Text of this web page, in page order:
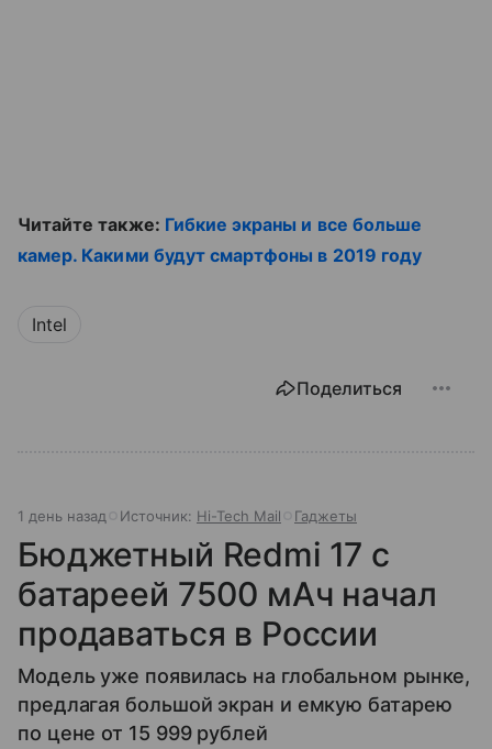
Читайте также: Гибкие экраны и все больше
камер. Какими будут смартфоны в 2019 году
Intel
Поделиться
1 день назад Источник: Hi-Tech Mail Гаджеты
Бюджетный Redmi 17 с
батареей 7500 мАч начал
продаваться в России
Модель уже появилась на глобальном рынке,
предлагая большой экран и емкую батарею
по цене от 15 999 рублей